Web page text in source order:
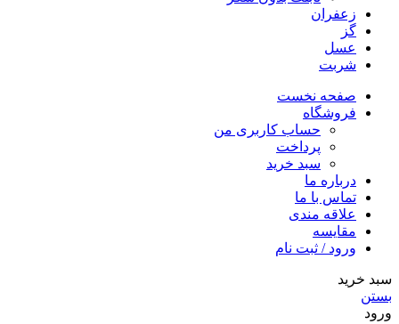
زعفران
گز
عسل
شربت
صفحه نخست
فروشگاه
حساب کاربری من
پرداخت
سبد خرید
درباره ما
تماس با ما
علاقه مندی
مقایسه
ورود / ثبت نام
سبد خرید
بستن
ورود